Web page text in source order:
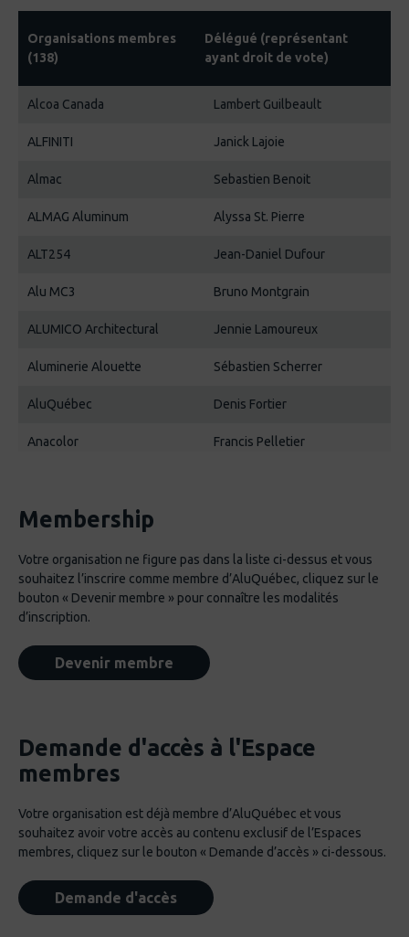
Organisations membres
(138)
Délégué (représentant
ayant droit de vote)
Alcoa Canada Lambert Guilbeault
ALFINITI Janick Lajoie
Almac Sebastien Benoit
ALMAG Aluminum Alyssa St. Pierre
ALT254 Jean-Daniel Dufour
Alu MC3 Bruno Montgrain
ALUMICO Architectural Jennie Lamoureux
Aluminerie Alouette Sébastien Scherrer
AluQuébec Denis Fortier
Anacolor Francis Pelletier
Association de l'enveloppe et
des revêtements muraux du
Québec (AERMQ)
Avizo
Bousquet Technologies
Groupe Canam)
Canmec
Carbone Québec Jean-Philippe Levasseur
Centre de métallurgie du
Gheorghe Marin
Centre québécois de
Membership
Votre organisation ne figure pas dans la liste ci-dessus et vous
souhaitez l’inscrire comme membre d’AluQuébec, cliquez sur le
bouton « Devenir membre » pour connaître les modalités
d’inscription.
Devenir membre
Demande d'accès à l'Espace
membres
Votre organisation est déjà membre d’AluQuébec et vous
souhaitez avoir votre accès au contenu exclusif de l’Espaces
membres, cliquez sur le bouton « Demande d’accès » ci-dessous.
Demande d'accès